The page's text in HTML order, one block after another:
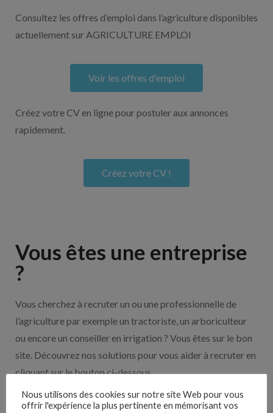
Consultez les offres d’emploi dans l’agriculture disponibles
actuellement sur AGRICULTURE EMPLOI
Voir les offres d'emploi
Créez votre CV en ligne pour postuler aux annonces
rapidement.
Créez votre CV !
Vous êtes une entreprise
?
Vous cherchez à recruter un ou une professionnelle de
l’agriculture par exemple un tractoriste, un arboriculteur
ou encore un conseiller en irrigation ? Vous êtes sur le bon
site. Découvrez nos solutions pour vous aider à recruter en
cliquant sur le bouton ci-dessous.
Nos solutions entreprises
Nous utilisons des cookies sur notre site Web pour vous
offrir l'expérience la plus pertinente en mémorisant vos